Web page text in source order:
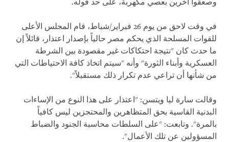
وصعقوا آخرين بعصي مكهربة، على حد قوله.
في وقت لاحق من يوم 26 فبراير/شباط، قام المجلس الأعلى
للقوات المسلحة الذي يحكم مصر حالياً بإصدار اعتذار، قائلاً إن
ما حدث كان "نتيجة احتكاكات غير مقصودة بين الشرطة
العسكرية وأبناء الثورة" وأنه "سيتم اتخاذ كافة الاحتياطات التي
من شأنها أن تراعي عدم تكرار ذلك مستقبلاً".
وقالت سارة ليا ويتسن: "اعتذار على هذا النوع من الإساءات
البدنية القاسية بحق المتظاهرين والمحتجزين ليس كافياً
بالمرة". وتابعت: "على السلطات محاسبة الجنود والضباط
المسؤولين عن تلك الأعمال".